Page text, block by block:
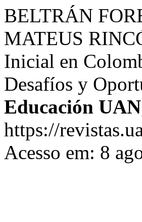
BELTRÁN
MATEUS
Inicial en
Desafíos y
Educación UAN
https://
Acesso em: 8